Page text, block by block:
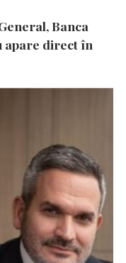
Banca
apare direct în